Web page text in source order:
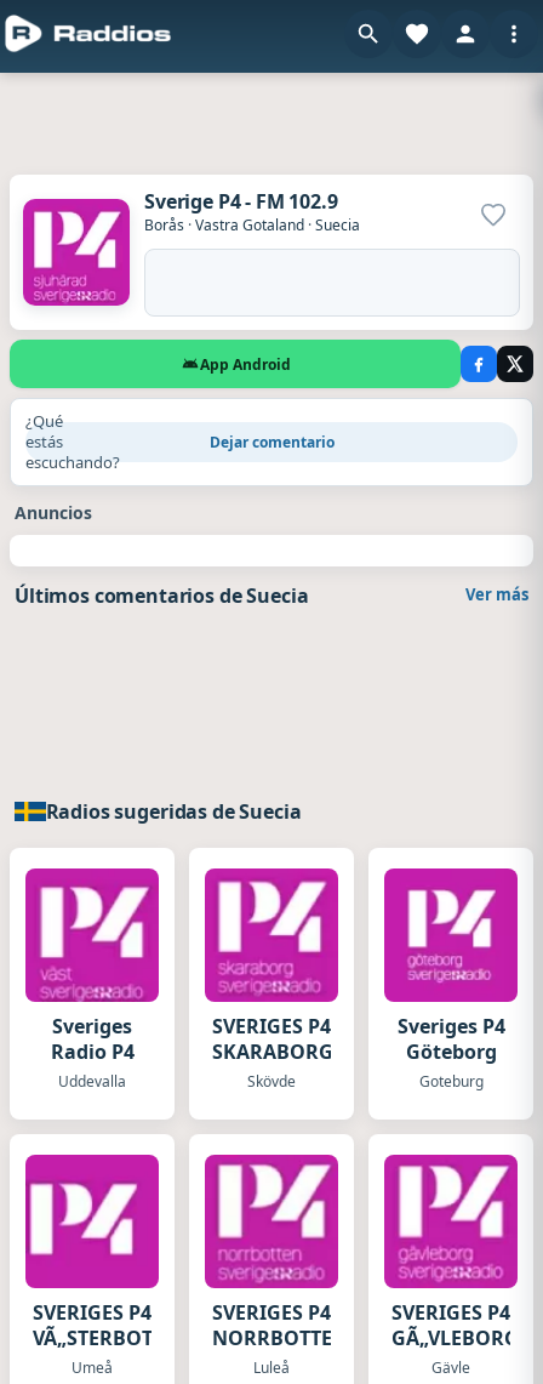
Sverige P4 - FM 102.9
Borås ·Vastra Gotaland ·Suecia
App Android
¿Qué
estás
escuchando?
Dejar comentario
Anuncios
Últimos comentarios de Suecia Ver más
Radios sugeridas de Suecia
Sveriges
Radio P4
Uddevalla
SVERIGES P4
SKARABORG
Skövde
Sveriges P4
Göteborg
Goteburg
SVERIGES P4
VÃ„STERBOTTEN
Umeå
SVERIGES P4
NORRBOTTEN
Luleå
SVERIGES P4
GÃ„VLEBORG
Gävle